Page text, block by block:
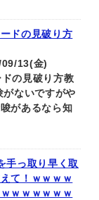
ドの見破り方
13(金)
の見破り方教
がないですがや
があるなら知
手っ取り早く取
て！ｗｗｗｗ
ｗｗｗｗｗｗ